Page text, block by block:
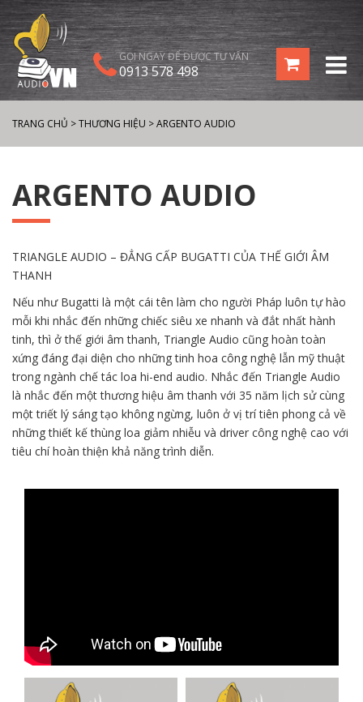
GỌI NGAY ĐỂ ĐƯỢC TƯ VẤN
0913 578 498
TRANG CHỦ >THƯƠNG HIỆU >ARGENTO AUDIO
ARGENTO AUDIO
TRIANGLE AUDIO – ĐẲNG CẤP BUGATTI CỦA THẾ GIỚI ÂM
THANH
Nếu như Bugatti là một cái tên làm cho người Pháp luôn tự hào
mỗi khi nhắc đến những chiếc siêu xe nhanh và đắt nhất hành
tinh, thì ở thế giới âm thanh, Triangle Audio cũng hoàn toàn
xứng đáng đại diện cho những tinh hoa công nghệ lẫn mỹ thuật
trong ngành chế tác loa hi-end audio. Nhắc đến Triangle Audio
là nhắc đến một thương hiệu âm thanh với 35 năm lịch sử cùng
một triết lý sáng tạo không ngừng, luôn ở vị trí tiên phong cả về
những thiết kế thùng loa giảm nhiễu và driver công nghệ cao với
tiêu chí hoàn thiện khả năng trình diễn.